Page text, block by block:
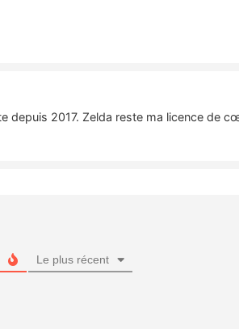
depuis 2017. Zelda reste ma licence de
Le plus récent